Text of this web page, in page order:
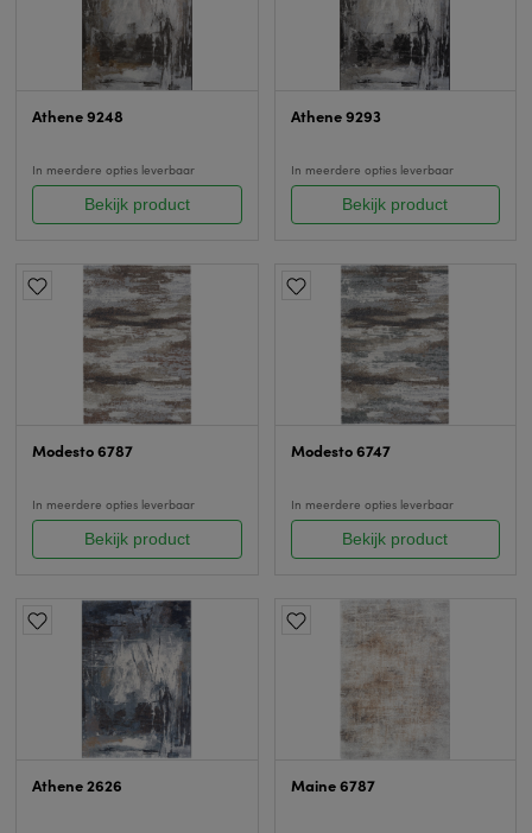
Athene 9248
In meerdere opties leverbaar
Bekijk product
Athene 9293
In meerdere opties leverbaar
Bekijk product
Modesto 6787
In meerdere opties leverbaar
Bekijk product
Modesto 6747
In meerdere opties leverbaar
Bekijk product
Athene 2626 Maine 6787